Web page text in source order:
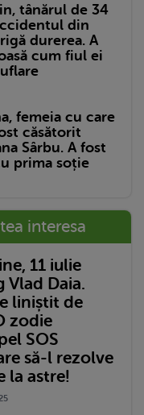
tânărul de 34
din
durerea. A
cum fiul ei
femeia cu care
căsătorit
Sârbu. A fost
prima soție
interesa
11 iulie
Vlad Daia.
liniștit de
zodie
SOS
să-l rezolve
la astre!